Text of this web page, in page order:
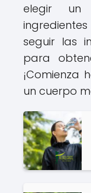
elegir un
seguir las
para
¡Comienza
un cuerpo